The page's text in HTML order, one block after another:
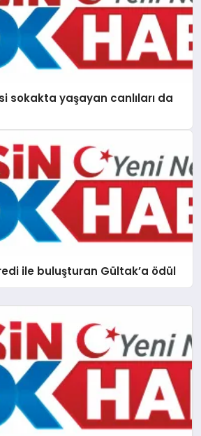
sokakta yaşayan canlıları da
ile buluşturan Gültak’a ödül